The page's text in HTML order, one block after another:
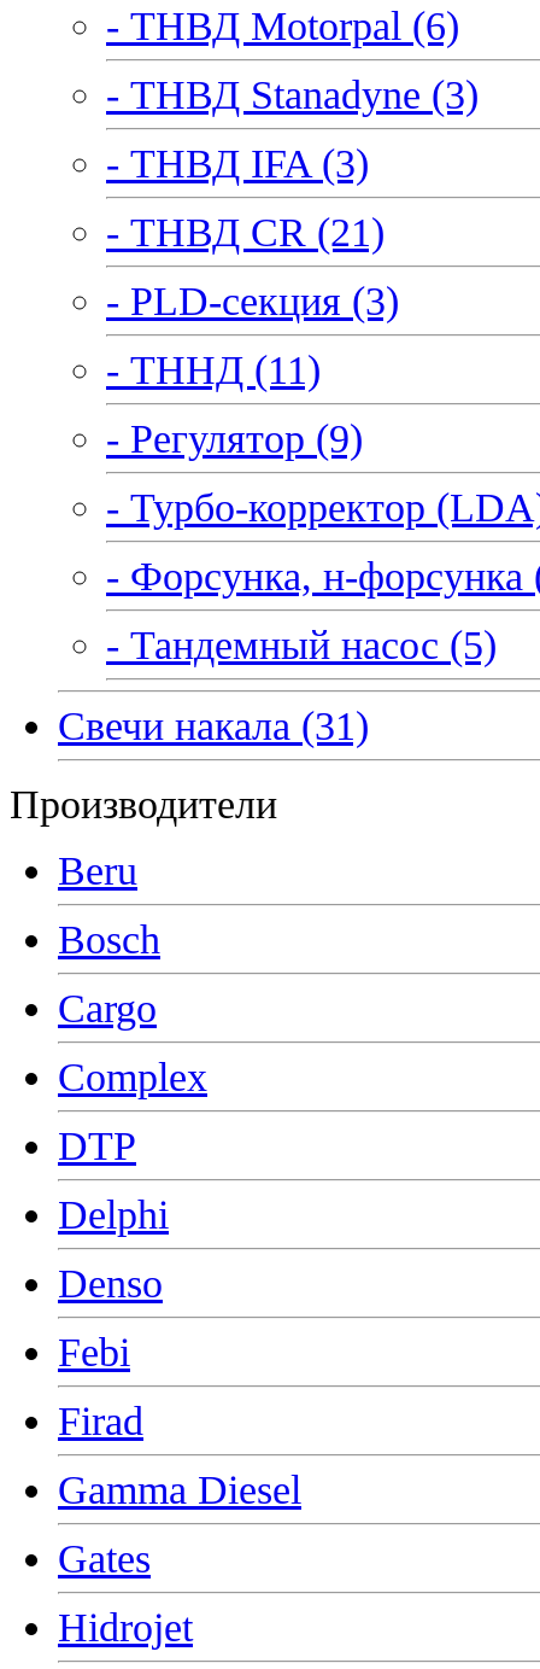
- ТНВД Motorpal (6)
- ТНВД Stanadyne (3)
- ТНВД IFA (3)
- ТНВД CR (21)
- PLD-секция (3)
- ТННД (11)
- Регулятор (9)
- Турбо-корректор
- Форсунка, н-форсунка
- Тандемный насос (5)
Свечи накала (31)
Производители
Beru
Bosch
Cargo
Complex
DTP
Delphi
Denso
Febi
Firad
Gamma Diesel
Gates
Hidrojet